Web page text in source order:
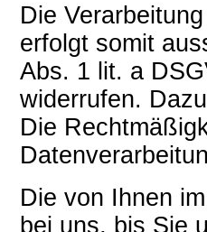
Die
erfolgt somit
Abs. 1 lit. a
widerrufen.
Die
Die von Ihnen
bei uns, bis Sie